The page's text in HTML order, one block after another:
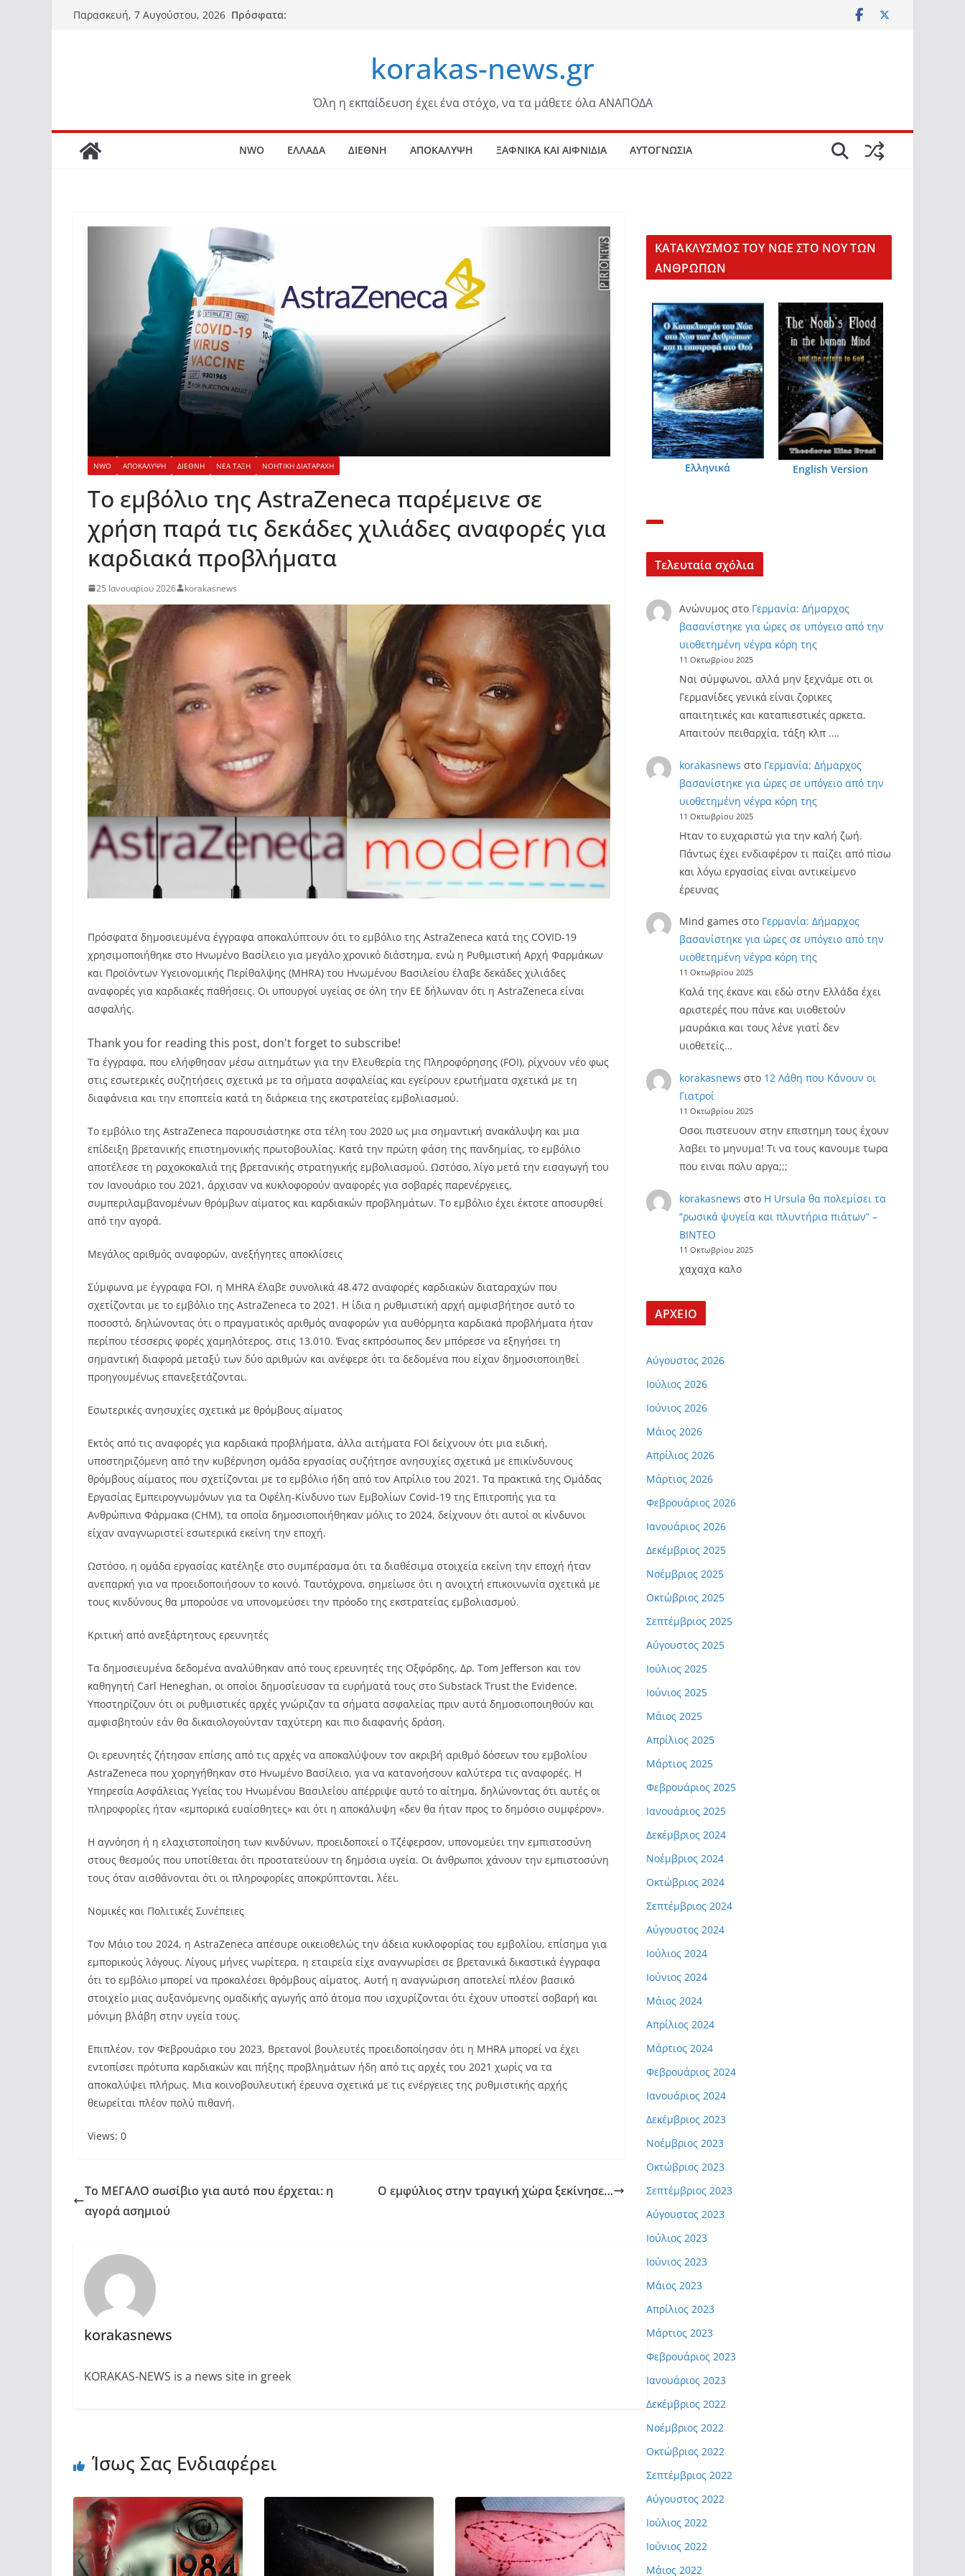
Μετάβαση
Παρασκευή, 7 Αυγούστου, 2026 Πρόσφατα:
korakas-news.gr
Όλη η εκπαίδευση έχει ένα στόχο, να τα μάθετε όλα ΑΝΑΠΟΔΑ
NWO ΕΛΛΑΔΑ ΔΙΕΘΝΗ ΑΠΟΚΑΛΥΨΗ ΞΑΦΝΙΚΑ ΚΑΙ ΑΙΦΝΙΔΙΑ ΑΥΤΟΓΝΩΣΙΑ
NWO ΑΠΟΚΑΛΥΨΗ ΔΙΕΘΝΗ ΝΕΑ ΤΑΞΗ ΝΟΗΤΙΚΗ ΔΙΑΤΑΡΑΧΗ
Το εμβόλιο της AstraZeneca παρέμεινε σε
χρήση παρά τις δεκάδες χιλιάδες αναφορές για
καρδιακά προβλήματα
25 Ιανουαρίου 2026 korakasnews
Πρόσφατα δημοσιευμένα έγγραφα αποκαλύπτουν ότι το εμβόλιο της AstraZeneca κατά της COVID-19
χρησιμοποιήθηκε στο Ηνωμένο Βασίλειο για μεγάλο χρονικό διάστημα, ενώ η Ρυθμιστική Αρχή Φαρμάκων
και Προϊόντων Υγειονομικής Περίθαλψης (MHRA) του Ηνωμένου Βασιλείου έλαβε δεκάδες χιλιάδες
αναφορές για καρδιακές παθήσεις. Οι υπουργοί υγείας σε όλη την ΕΕ δήλωναν ότι η AstraZeneca είναι
ασφαλής.
Thank you for reading this post, don't forget to subscribe!
Τα έγγραφα, που ελήφθησαν μέσω αιτημάτων για την Ελευθερία της Πληροφόρησης (FOI), ρίχνουν νέο φως
στις εσωτερικές συζητήσεις σχετικά με τα σήματα ασφαλείας και εγείρουν ερωτήματα σχετικά με τη
διαφάνεια και την εποπτεία κατά τη διάρκεια της εκστρατείας εμβολιασμού.
Το εμβόλιο της AstraZeneca παρουσιάστηκε στα τέλη του 2020 ως μια σημαντική ανακάλυψη και μια
επίδειξη βρετανικής επιστημονικής πρωτοβουλίας. Κατά την πρώτη φάση της πανδημίας, το εμβόλιο
αποτέλεσε τη ραχοκοκαλιά της βρετανικής στρατηγικής εμβολιασμού. Ωστόσο, λίγο μετά την εισαγωγή του
τον Ιανουάριο του 2021, άρχισαν να κυκλοφορούν αναφορές για σοβαρές παρενέργειες,
συμπεριλαμβανομένων θρόμβων αίματος και καρδιακών προβλημάτων. Το εμβόλιο έχει έκτοτε αποσυρθεί
από την αγορά.
Μεγάλος αριθμός αναφορών, ανεξήγητες αποκλίσεις
Σύμφωνα με έγγραφα FOI, η MHRA έλαβε συνολικά 48.472 αναφορές καρδιακών διαταραχών που
σχετίζονται με το εμβόλιο της AstraZeneca το 2021. Η ίδια η ρυθμιστική αρχή αμφισβήτησε αυτό το
ποσοστό, δηλώνοντας ότι ο πραγματικός αριθμός αναφορών για αυθόρμητα καρδιακά προβλήματα ήταν
περίπου τέσσερις φορές χαμηλότερος, στις 13.010. Ένας εκπρόσωπος δεν μπόρεσε να εξηγήσει τη
σημαντική διαφορά μεταξύ των δύο αριθμών και ανέφερε ότι τα δεδομένα που είχαν δημοσιοποιηθεί
προηγουμένως επανεξετάζονται.
Εσωτερικές ανησυχίες σχετικά με θρόμβους αίματος
Εκτός από τις αναφορές για καρδιακά προβλήματα, άλλα αιτήματα FOI δείχνουν ότι μια ειδική,
υποστηριζόμενη από την κυβέρνηση ομάδα εργασίας συζήτησε ανησυχίες σχετικά με επικίνδυνους
θρόμβους αίματος που σχετίζονται με το εμβόλιο ήδη από τον Απρίλιο του 2021. Τα πρακτικά της Ομάδας
Εργασίας Εμπειρογνωμόνων για τα Οφέλη-Κίνδυνο των Εμβολίων Covid-19 της Επιτροπής για τα
Ανθρώπινα Φάρμακα (CHM), τα οποία δημοσιοποιήθηκαν μόλις το 2024, δείχνουν ότι αυτοί οι κίνδυνοι
είχαν αναγνωριστεί εσωτερικά εκείνη την εποχή.
Ωστόσο, η ομάδα εργασίας κατέληξε στο συμπέρασμα ότι τα διαθέσιμα στοιχεία εκείνη την εποχή ήταν
ανεπαρκή για να προειδοποιήσουν το κοινό. Ταυτόχρονα, σημείωσε ότι η ανοιχτή επικοινωνία σχετικά με
τους κινδύνους θα μπορούσε να υπονομεύσει την πρόοδο της εκστρατείας εμβολιασμού.
Κριτική από ανεξάρτητους ερευνητές
Τα δημοσιευμένα δεδομένα αναλύθηκαν από τους ερευνητές της Οξφόρδης, Δρ. Tom Jefferson και τον
καθηγητή Carl Heneghan, οι οποίοι δημοσίευσαν τα ευρήματά τους στο Substack Trust the Evidence.
Υποστηρίζουν ότι οι ρυθμιστικές αρχές γνώριζαν τα σήματα ασφαλείας πριν αυτά δημοσιοποιηθούν και
αμφισβητούν εάν θα δικαιολογούνταν ταχύτερη και πιο διαφανής δράση.
Οι ερευνητές ζήτησαν επίσης από τις αρχές να αποκαλύψουν τον ακριβή αριθμό δόσεων του εμβολίου
AstraZeneca που χορηγήθηκαν στο Ηνωμένο Βασίλειο, για να κατανοήσουν καλύτερα τις αναφορές. Η
Υπηρεσία Ασφάλειας Υγείας του Ηνωμένου Βασιλείου απέρριψε αυτό το αίτημα, δηλώνοντας ότι αυτές οι
πληροφορίες ήταν «εμπορικά ευαίσθητες» και ότι η αποκάλυψη «δεν θα ήταν προς το δημόσιο συμφέρον».
Η αγνόηση ή η ελαχιστοποίηση των κινδύνων, προειδοποιεί ο Τζέφερσον, υπονομεύει την εμπιστοσύνη
στους θεσμούς που υποτίθεται ότι προστατεύουν τη δημόσια υγεία. Οι άνθρωποι χάνουν την εμπιστοσύνη
τους όταν αισθάνονται ότι οι πληροφορίες αποκρύπτονται, λέει.
Νομικές και Πολιτικές Συνέπειες
Τον Μάιο του 2024, η AstraZeneca απέσυρε οικειοθελώς την άδεια κυκλοφορίας του εμβολίου, επίσημα για
εμπορικούς λόγους. Λίγους μήνες νωρίτερα, η εταιρεία είχε αναγνωρίσει σε βρετανικά δικαστικά έγγραφα
ότι το εμβόλιο μπορεί να προκαλέσει θρόμβους αίματος. Αυτή η αναγνώριση αποτελεί πλέον βασικό
στοιχείο μιας αυξανόμενης ομαδικής αγωγής από άτομα που ισχυρίζονται ότι έχουν υποστεί σοβαρή και
μόνιμη βλάβη στην υγεία τους.
Επιπλέον, τον Φεβρουάριο του 2023, Βρετανοί βουλευτές προειδοποίησαν ότι η MHRA μπορεί να έχει
εντοπίσει πρότυπα καρδιακών και πήξης προβλημάτων ήδη από τις αρχές του 2021 χωρίς να τα
αποκαλύψει πλήρως. Μια κοινοβουλευτική έρευνα σχετικά με τις ενέργειες της ρυθμιστικής αρχής
θεωρείται πλέον πολύ πιθανή.
Views: 0
Το ΜΕΓΑΛΟ σωσίβιο για αυτό που έρχεται: η
αγορά ασημιού
Ο εμφύλιος στην τραγική χώρα ξεκίνησε…
korakasnews
KORAKAS-NEWS is a news site in greek
Ίσως Σας Ενδιαφέρει
KΑΤΑΚΛΥΣΜΟΣ ΤΟΥ ΝΩΕ ΣΤΟ ΝΟΥ ΤΩΝ
ΑΝΘΡΩΠΩΝ
Ελληνικά English Version
Τελευταία σχόλια
Ανώνυμοςστο Γερμανία: Δήμαρχος
βασανίστηκε για ώρες σε υπόγειο από την
υιοθετημένη νέγρα κόρη της
11 Οκτωβρίου 2025
Ναι σύμφωνοι, αλλά μην ξεχνάμε οτι οι
Γερμανίδες γενικά είναι ζορικες
απαιτητικές και καταπιεστικές αρκετα.
Απαιτούν πειθαρχία, τάξη κλπ .…
korakasnews στο Γερμανία: Δήμαρχος
βασανίστηκε για ώρες σε υπόγειο από την
υιοθετημένη νέγρα κόρη της
11 Οκτωβρίου 2025
Ηταν το ευχαριστώ για την καλή ζωή.
Πάντως έχει ενδιαφέρον τι παίζει από πίσω
και λόγω εργασίας είναι αντικείμενο
έρευνας
Mind games στο Γερμανία: Δήμαρχος
βασανίστηκε για ώρες σε υπόγειο από την
υιοθετημένη νέγρα κόρη της
11 Οκτωβρίου 2025
Καλά της έκανε και εδώ στην Ελλάδα έχει
αριστερές που πάνε και υιοθετούν
μαυράκια και τους λένε γιατί δεν
υιοθετείς…
korakasnews στο 12 Λάθη που Κάνουν οι
Γιατροί
11 Οκτωβρίου 2025
Οσοι πιστευουν στην επιστημη τους έχουν
λαβει το μηνυμα! Τι να τους κανουμε τωρα
που ειναι πολυ αργα;;;
korakasnews στο Η Ursula θα πολεμίσει τα
“ρωσικά ψυγεία και πλυντήρια πιάτων” –
ΒΙΝΤΕΟ
11 Οκτωβρίου 2025
χαχαχα καλο
ΑΡΧΕΙΟ
Αύγουστος 2026
Ιούλιος 2026
Ιούνιος 2026
Μάιος 2026
Απρίλιος 2026
Μάρτιος 2026
Φεβρουάριος 2026
Ιανουάριος 2026
Δεκέμβριος 2025
Νοέμβριος 2025
Οκτώβριος 2025
Σεπτέμβριος 2025
Αύγουστος 2025
Ιούλιος 2025
Ιούνιος 2025
Μάιος 2025
Απρίλιος 2025
Μάρτιος 2025
Φεβρουάριος 2025
Ιανουάριος 2025
Δεκέμβριος 2024
Νοέμβριος 2024
Οκτώβριος 2024
Σεπτέμβριος 2024
Αύγουστος 2024
Ιούλιος 2024
Ιούνιος 2024
Μάιος 2024
Απρίλιος 2024
Μάρτιος 2024
Φεβρουάριος 2024
Ιανουάριος 2024
Δεκέμβριος 2023
Νοέμβριος 2023
Οκτώβριος 2023
Σεπτέμβριος 2023
Αύγουστος 2023
Ιούλιος 2023
Ιούνιος 2023
Μάιος 2023
Απρίλιος 2023
Μάρτιος 2023
Φεβρουάριος 2023
Ιανουάριος 2023
Δεκέμβριος 2022
Νοέμβριος 2022
Οκτώβριος 2022
Σεπτέμβριος 2022
Αύγουστος 2022
Ιούλιος 2022
Ιούνιος 2022
Μάιος 2022